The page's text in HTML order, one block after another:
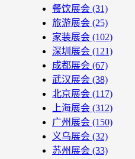
餐饮展会 (31)
旅游展会 (25)
家装展会 (102)
深圳展会 (121)
成都展会 (67)
武汉展会 (38)
北京展会 (117)
上海展会 (312)
广州展会 (150)
义乌展会 (32)
苏州展会 (33)